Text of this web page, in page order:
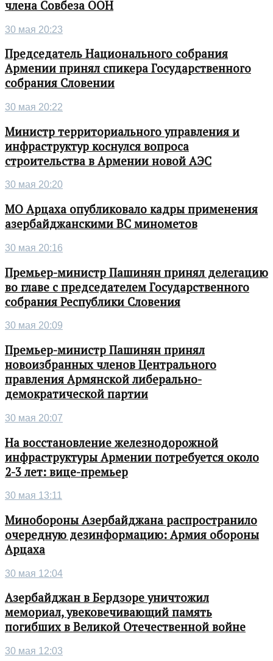
члена Совбеза ООН
30 мая 20:23
Председатель Национального собрания
Армении принял спикера Государственного
собрания Словении
30 мая 20:22
Министр территориального управления и
инфраструктур коснулся вопроса
строительства в Армении новой АЭС
30 мая 20:20
МО Арцаха опубликовало кадры применения
азербайджанскими ВС минометов
30 мая 20:16
Премьер-министр Пашинян принял делегацию
во главе с председателем Государственного
собрания Республики Словения
30 мая 20:09
Премьер-министр Пашинян принял
новоизбранных членов Центрального
правления Армянской либерально-
демократической партии
30 мая 20:07
На восстановление железнодорожной
инфраструктуры Армении потребуется около
2-3 лет: вице-премьер
30 мая 13:11
Минобороны Азербайджана распространило
очередную дезинформацию: Армия обороны
Арцаха
30 мая 12:04
Азербайджан в Бердзоре уничтожил
мемориал, увековечивающий память
погибших в Великой Отечественной войне
30 мая 12:03